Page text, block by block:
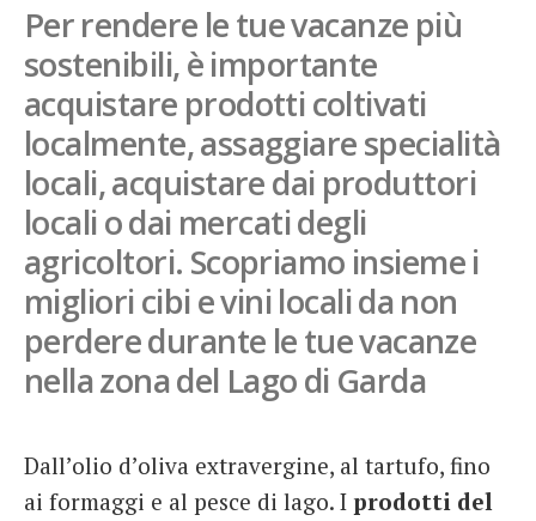
French
Italiano
Per rendere le tue vacanze più
sostenibili, è importante
acquistare prodotti coltivati
localmente, assaggiare specialità
locali, acquistare dai produttori
locali o dai mercati degli
agricoltori. Scopriamo insieme i
migliori cibi e vini locali da non
perdere durante le tue vacanze
nella zona del Lago di Garda
Dall’olio d’oliva extravergine, al tartufo, fino
ai formaggi e al pesce di lago. I prodotti del